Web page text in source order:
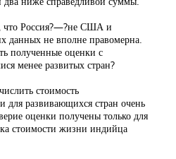
что Россия?—?не США и
данных не вполне правомерна.
полученные оценки с
менее развитых стран?
стоимость
для развивающихся стран очень
оценки получены только для
стоимости жизни индийца